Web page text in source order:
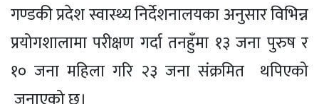
गण्डकी प्रदेश स्वास्थ्य निर्देशनालयका अनुसार विभिन्न
प्रयोगशालामा परीक्षण गर्दा तनहुँमा १३ जना पुरुष र
१० जना महिला गरि २३ जना संक्रमित थपिएको